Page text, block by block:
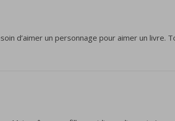
d’aimer un personnage pour aimer un livre.